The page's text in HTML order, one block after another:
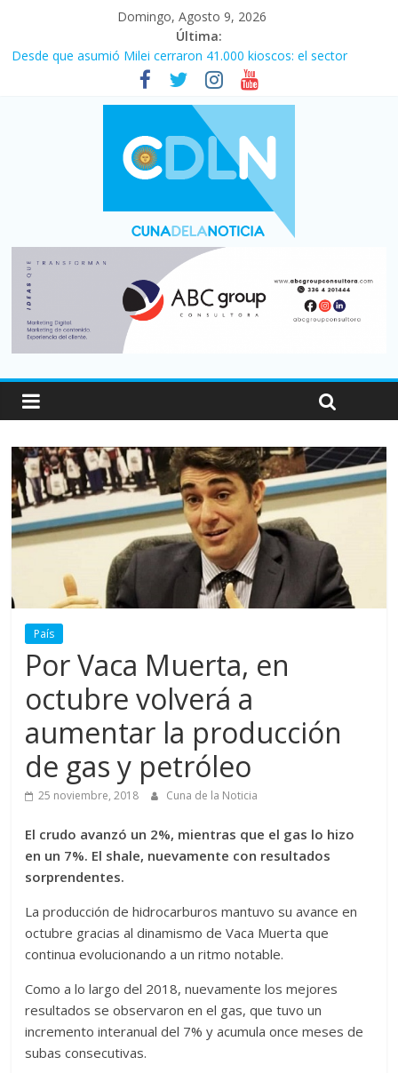
Domingo, Agosto 9, 2026
Última:
La morosidad alcanzó su nivel más alto en dos décadas y ya
afecta a 400 mil deudores en Santa Fe
Desde que asumió Milei cerraron 41.000 kioscos: el sector
El agro argentino logró un récord histórico de exportaciones en
el primer semestre de 2026
Duelo internacional: Falleció Jorge Messi, el papá de Leo
Central se despertó y selló una victoria con remontada incluida
por 2 a 1 ante Aldosivi
País
Por Vaca Muerta, en
octubre volverá a
aumentar la producción
de gas y petróleo
25 noviembre, 2018 Cuna de la Noticia
El crudo avanzó un 2%, mientras que el gas lo hizo
en un 7%. El shale, nuevamente con resultados
sorprendentes.
La producción de hidrocarburos mantuvo su avance en
octubre gracias al dinamismo de Vaca Muerta que
continua evolucionando a un ritmo notable.
Como a lo largo del 2018, nuevamente los mejores
resultados se observaron en el gas, que tuvo un
incremento interanual del 7% y acumula once meses de
subas consecutivas.